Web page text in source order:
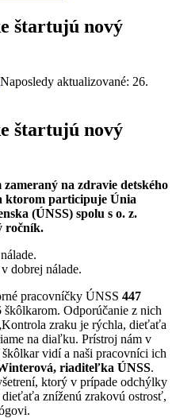
štartujú nový
Naposledy aktualizované: 26.
štartujú nový
na zdravie detského
ktorom participuje Únia
(ÚNSS) spolu s o. z.
ročník.
dobrej nálade.
pracovníčky ÚNSS 447
škôlkarom. Odporúčanie z nich
zraku je rýchla, dieťaťa
na diaľku. Prístroj nám v
vidí a naši pracovníci ich
riaditeľka ÚNSS.
ktorý v prípade odchýlky
zníženú zrakovú ostrosť,